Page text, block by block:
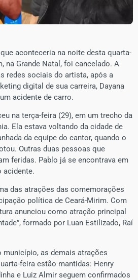
aconteceria na noite desta quarta-
na Grande Natal, foi cancelado. A
redes sociais do artista, após a
digital de sua carreira, Dayana
acidente de carro.
na terça-feira (29), em um trecho da
Ela estava voltando da cidade de
da equipe do cantor, quando o
Outras duas pessoas que
feridas. Pablo já se encontrava em
acidente.
das atrações das comemorações
política de Ceará-Mirim. Com
anunciou como atração principal
formado por Luan Estilizado, Raí
município, as demais atrações
feira estão mantidas: Henry
e Luiz Almir seguem confirmados